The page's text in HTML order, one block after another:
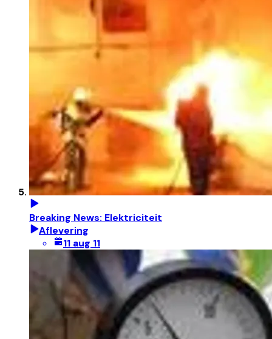
Breaking News: Elektriciteit
Aflevering
11 aug 11